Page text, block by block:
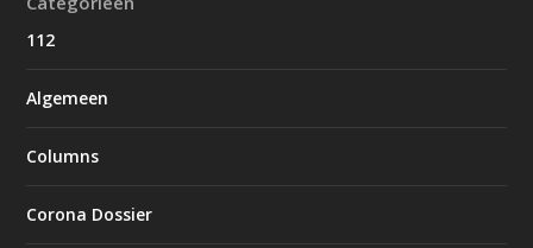
112
Algemeen
Columns
Corona Dossier